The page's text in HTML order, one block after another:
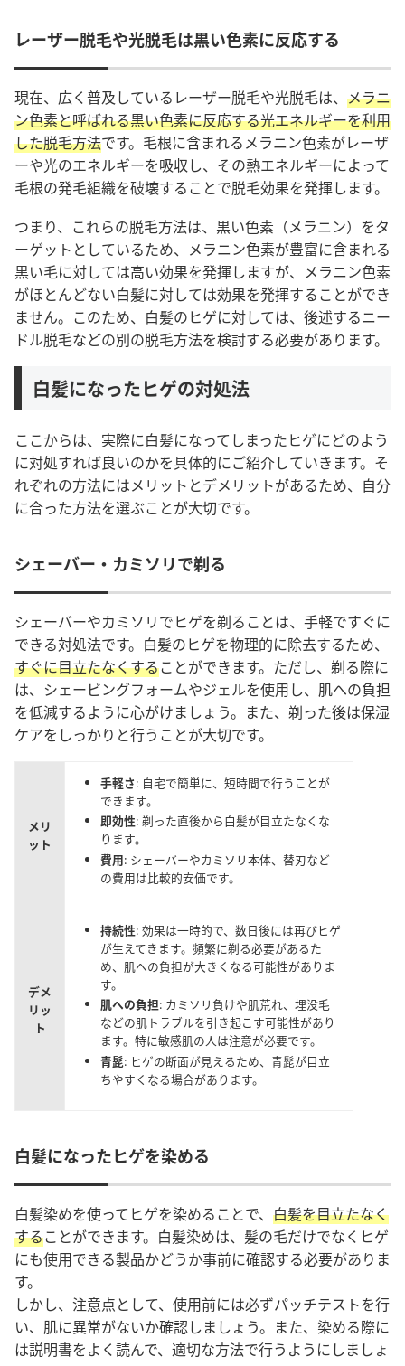
レーザー脱毛や光脱毛は黒い色素に反応する
現在、広く普及しているレーザー脱毛や光脱毛は、 メラニ
ン色素と呼ばれる黒い色素に反応する光エネルギーを利用
した脱毛方法です。毛根に含まれるメラニン色素がレーザ
ーや光のエネルギーを吸収し、その熱エネルギーによって
毛根の発毛組織を破壊することで脱毛効果を発揮します。
つまり、これらの脱毛方法は、黒い色素（メラニン）をタ
ーゲットとしているため、メラニン色素が豊富に含まれる
黒い毛に対しては高い効果を発揮しますが、メラニン色素
がほとんどない白髪に対しては効果を発揮することができ
ません。 このため、白髪のヒゲに対しては、後述するニー
ドル脱毛などの別の脱毛方法を検討する必要があります。
白髪になったヒゲの対処法
ここからは、実際に白髪になってしまったヒゲにどのよう
に対処すれば良いのかを具体的にご紹介していきます。 そ
れぞれの方法にはメリットとデメリットがあるため、 自分
に合った方法を選ぶことが大切です。
シェーバー・カミソリで剃る
シェーバーやカミソリでヒゲを剃ることは、手軽ですぐに
できる対処法です。白髪のヒゲを物理的に除去するため、
すぐに目立たなくすることができます。ただし、剃る際に
は、シェービングフォームやジェルを使用し、肌への負担
を低減するように心がけましょう。また、剃った後は保湿
ケアをしっかりと行うことが大切です。
メリ
ット
手軽さ: 自宅で簡単に、短時間で行うことが
できます。
即効性: 剃った直後から白髪が目立たなくな
ります。
費用: シェーバーやカミソリ本体、替刃など
の費用は比較的安価です。
デメ
リッ
ト
持続性: 効果は一時的で、数日後には再びヒゲ
が生えてきます。頻繁に剃る必要があるた
め、肌への負担が大きくなる可能性がありま
す。
肌への負担: カミソリ負けや肌荒れ、埋没毛
などの肌トラブルを引き起こす可能性があり
ます。特に敏感肌の人は注意が必要です。
青髭: ヒゲの断面が見えるため、青髭が目立
ちやすくなる場合があります。
白髪になったヒゲを染める
白髪染めを使ってヒゲを染めることで、 白髪を目立たなく
することができます。白髪染めは、髪の毛だけでなくヒゲ
にも使用できる製品かどうか事前に確認する必要がありま
す。
しかし、注意点として、使用前には必ずパッチテストを行
い、肌に異常がないか確認しましょう。また、染める際に
は説明書をよく読んで、適切な方法で行うようにしましょ